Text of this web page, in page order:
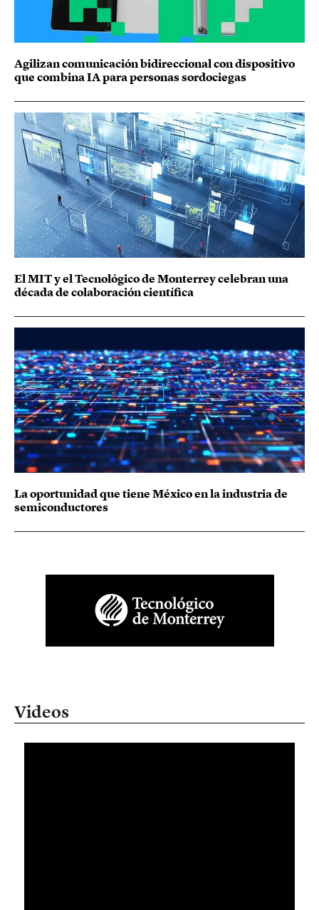
Agilizan comunicación bidireccional con dispositivo
que combina IA para personas sordociegas
El MIT y el Tecnológico de Monterrey celebran una
década de colaboración científica
La oportunidad que tiene México en la industria de
semiconductores
Videos